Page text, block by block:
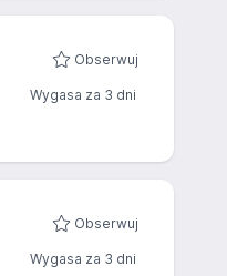
Obserwuj
Wygasa za 3 dni
Obserwuj
Wygasa za 3 dni